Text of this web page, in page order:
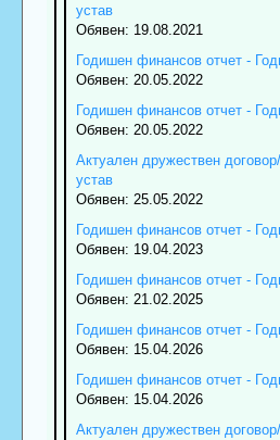
устав
Обявен: 19.08.2021
Годишен финансов отчет -
Обявен: 20.05.2022
Годишен финансов отчет -
Обявен: 20.05.2022
Актуален дружествен
устав
Обявен: 25.05.2022
Годишен финансов отчет -
Обявен: 19.04.2023
Годишен финансов отчет -
Обявен: 21.02.2025
Годишен финансов отчет -
Обявен: 15.04.2026
Годишен финансов отчет -
Обявен: 15.04.2026
Актуален дружествен